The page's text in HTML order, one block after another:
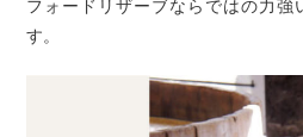
フォードリザーブならではの力強
す。